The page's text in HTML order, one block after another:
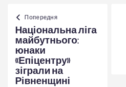
Навігація
записів
Попередня
Національна ліга
майбутнього:
юнаки
«Епіцентру»
зіграли на
Рівненщині